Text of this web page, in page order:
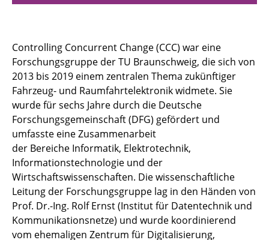
Controlling Concurrent Change (CCC) war eine
Forschungsgruppe der TU Braunschweig, die sich von
2013 bis 2019 einem zentralen Thema zukünftiger
Fahrzeug- und Raumfahrtelektronik widmete. Sie
wurde für sechs Jahre durch die Deutsche
Forschungsgemeinschaft (DFG) gefördert und
umfasste eine Zusammenarbeit
der Bereiche Informatik, Elektrotechnik,
Informationstechnologie und der
Wirtschaftswissenschaften. Die wissenschaftliche
Leitung der Forschungsgruppe lag in den Händen von
Prof. Dr.-Ing. Rolf Ernst (Institut für Datentechnik und
Kommunikationsnetze) und wurde koordinierend
vom ehemaligen Zentrum für Digitalisierung,